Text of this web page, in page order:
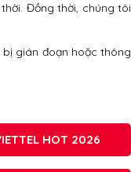
Đồng thời, chúng tôi
gián đoạn hoặc thông
HOT 2026